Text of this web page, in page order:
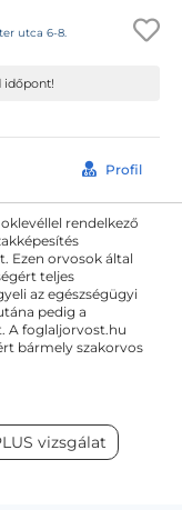
utca 6-8.
időpont!
Profil
rendelkező
Ezen orvosok által
teljes
az egészségügyi
pedig a
A foglaljorvost.hu
bármely szakorvos
vizsgálat